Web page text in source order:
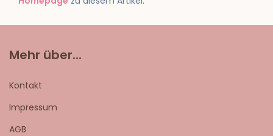
Mehr über...
Kontakt
Impressum
AGB